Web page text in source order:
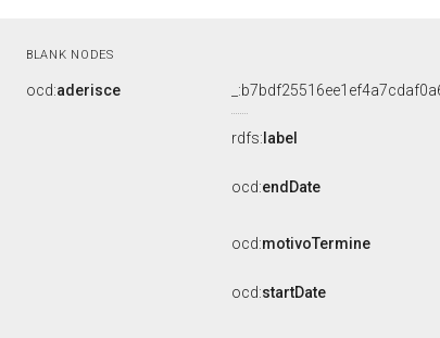
BLANK NODES
ocd:aderisce
rdfs: label
ocd:endDate
ocd:motivoTermine
ocd:startDate